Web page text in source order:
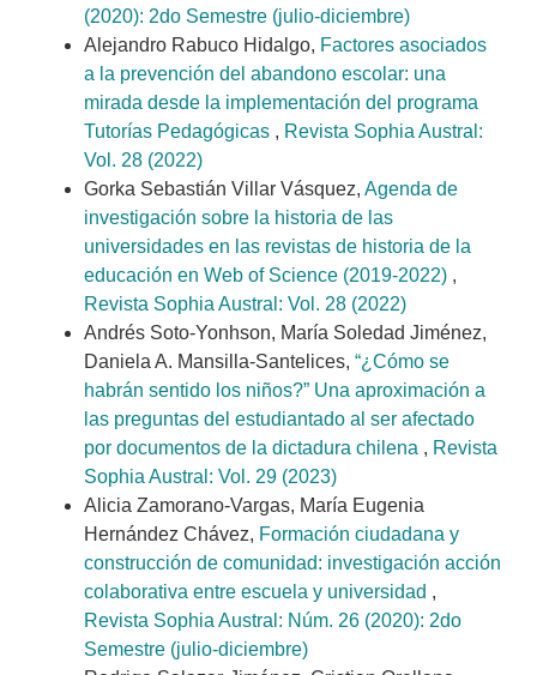
(2020): 2do Semestre (julio-diciembre)
Alejandro Rabuco Hidalgo, Factores asociados
a la prevención del abandono escolar: una
mirada desde la implementación del programa
Tutorías Pedagógicas , Revista Sophia Austral:
Vol. 28 (2022)
Gorka Sebastián Villar Vásquez, Agenda de
investigación sobre la historia de las
universidades en las revistas de historia de la
educación en Web of Science (2019-2022) ,
Revista Sophia Austral: Vol. 28 (2022)
Andrés Soto-Yonhson, María Soledad Jiménez,
Daniela A. Mansilla-Santelices, “¿Cómo se
habrán sentido los niños?” Una aproximación a
las preguntas del estudiantado al ser afectado
por documentos de la dictadura chilena , Revista
Sophia Austral: Vol. 29 (2023)
Alicia Zamorano-Vargas, María Eugenia
Hernández Chávez, Formación ciudadana y
construcción de comunidad: investigación acción
colaborativa entre escuela y universidad ,
Revista Sophia Austral: Núm. 26 (2020): 2do
Semestre (julio-diciembre)